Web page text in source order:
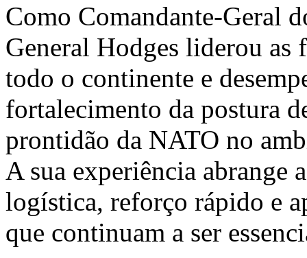
Como Comandante-Geral
General Hodges liderou as
todo o continente e
fortalecimento da postura
prontidão da NATO no
A sua experiência abrange
logística, reforço rápido e
que continuam a ser